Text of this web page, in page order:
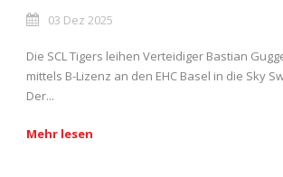
03 Dez 2025
Die SCL Tigers leihen Verteidiger Bastian
mittels B-Lizenz an den EHC Basel in die Sky
Der...
Mehr lesen